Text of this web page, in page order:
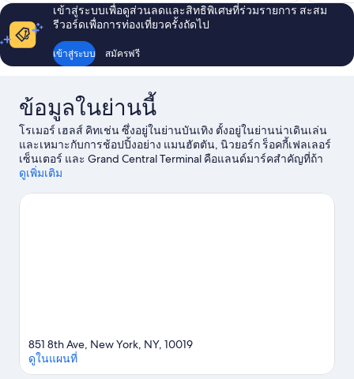
เข้าสู่ระบบเพื่อดูส่วนลดและสิทธิพิเศษที่ร่วมรายการ สะสม
รีวอร์ดเพื่อการท่องเที่ยวครั้งถัดไป
เข้าสู่ระบบ สมัครฟรี
ข้อมูลในย่านนี้
โรเมอร์ เฮลส์ คิทเช่น ซึ่งอยู่ในย่านบันเทิง ตั้งอยู่ในย่านน่าเดินเล่น
และเหมาะกับการช้อปปิ้งอย่าง แมนฮัตตัน, นิวยอร์ก ร็อคกี้เฟลเลอร์
เซ็นเตอร์ และ Grand Central Terminal คือแลนด์มาร์คสำคัญที่ถ้า
พลาดชมคงเสียดายแย่ ส่วนสถานที่สำหรับนักเดินทางที่ชื่นชอบการ
ถ้าใครกำลังมองหากิจกรรมหรือเกมสนุกๆ ต้องลองไปที่ โรงละคร
ดูเพิ่มเติม
851 8th Ave, New York, NY, 10019
ดูในแผนที่